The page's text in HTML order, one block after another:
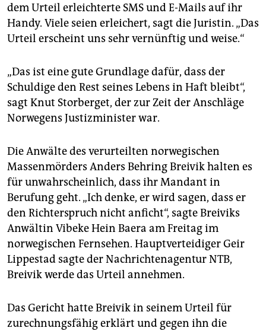
dem Urteil erleichterte SMS und E-Mails auf ihr
Handy. Viele seien erleichert, sagt die Juristin. „Das
Urteil erscheint uns sehr vernünftig und weise.“
„Das ist eine gute Grundlage dafür, dass der
Schuldige den Rest seines Lebens in Haft bleibt“,
sagt Knut Storberget, der zur Zeit der Anschläge
Norwegens Justizminister war.
Die Anwälte des verurteilten norwegischen
Massenmörders Anders Behring Breivik halten es
für unwahrscheinlich, dass ihr Mandant in
Berufung geht. „Ich denke, er wird sagen, dass er
den Richterspruch nicht anficht“, sagte Breiviks
Anwältin Vibeke Hein Baera am Freitag im
norwegischen Fernsehen. Hauptverteidiger Geir
Lippestad sagte der Nachrichtenagentur NTB,
Breivik werde das Urteil annehmen.
Das Gericht hatte Breivik in seinem Urteil für
zurechnungsfähig erklärt und gegen ihn die